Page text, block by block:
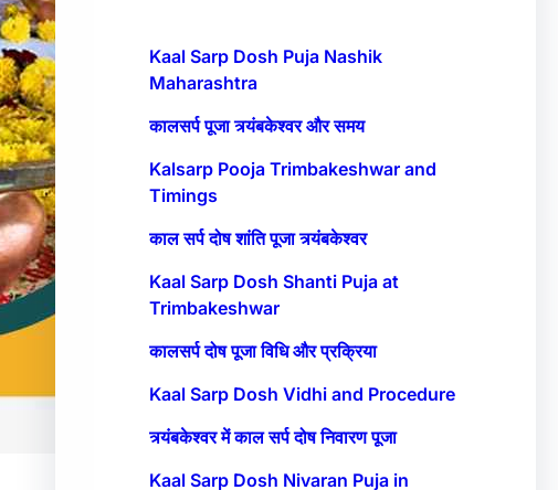
Kaal Sarp Dosh Puja Nashik
Maharashtra
कालसर्प पूजा त्र्यंबकेश्वर और समय
Kalsarp Pooja Trimbakeshwar and
Timings
काल सर्प दोष शांति पूजा त्र्यंबकेश्वर
Kaal Sarp Dosh Shanti Puja at
Trimbakeshwar
कालसर्प दोष पूजा विधि और प्रक्रिया
Kaal Sarp Dosh Vidhi and Procedure
त्र्यंबकेश्वर में काल सर्प दोष निवारण पूजा
Kaal Sarp Dosh Nivaran Puja in